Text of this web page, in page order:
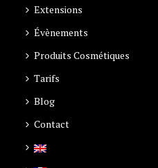
Extensions
Évènements
Produits Cosmétiques
Tarifs
Blog
Contact